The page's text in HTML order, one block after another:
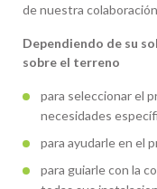
de nuestra
Dependiendo de su
sobre el terreno
para seleccionar el
necesidades
para ayudarle en el
para guiarle con la